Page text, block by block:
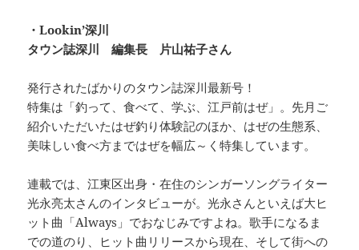
・Lookin’深川
タウン誌深川 編集長 片山祐子さん
発行されたばかりのタウン誌深川最新号！
特集は「釣って、食べて、学ぶ、江戸前はぜ」。先月ご
紹介いただいたはぜ釣り体験記のほか、はぜの生態系、
美味しい食べ方まではぜを幅広～く特集しています。
連載では、江東区出身・在住のシンガーソングライター
光永亮太さんのインタビューが。光永さんといえば大ヒ
ット曲「Always」でおなじみですよね。歌手になるま
での道のり、ヒット曲リリースから現在、そして街への